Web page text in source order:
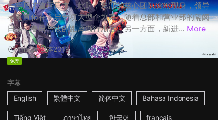
一年后才重回日本。此时，总部的核心团队突然现身，领导
者更宣佈在主导一项大型企划案，随着总部和营业部的隔阂
日深，春田与牧的距离渐行渐远。另一方面，新进... More
1h53m日本2019
免费
字幕
English
繁體中文 简体中文 Bahasa Indonesia
Tiếng Việt ภาษาไทย 한국어 français